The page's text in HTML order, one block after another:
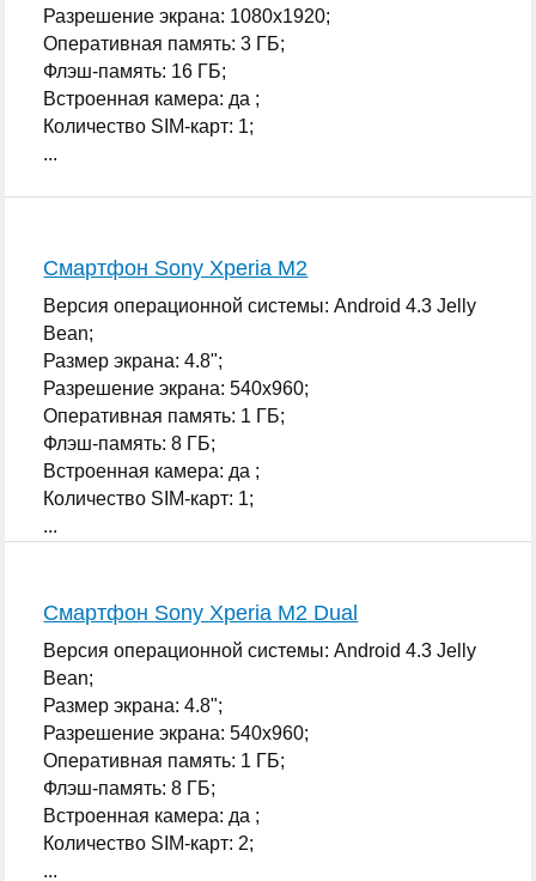
Разрешение экрана: 1080x1920;
Оперативная память: 3 ГБ;
Флэш-память: 16 ГБ;
Встроенная камера: да ;
Количество SIM-карт: 1;
...
Смартфон Sony Xperia M2
Версия операционной системы: Android 4.3 Jelly
Bean;
Размер экрана: 4.8";
Разрешение экрана: 540x960;
Оперативная память: 1 ГБ;
Флэш-память: 8 ГБ;
Встроенная камера: да ;
Количество SIM-карт: 1;
...
Смартфон Sony Xperia M2 Dual
Версия операционной системы: Android 4.3 Jelly
Bean;
Размер экрана: 4.8";
Разрешение экрана: 540x960;
Оперативная память: 1 ГБ;
Флэш-память: 8 ГБ;
Встроенная камера: да ;
Количество SIM-карт: 2;
...